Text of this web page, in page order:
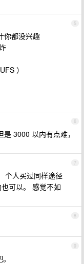
5
你都没兴趣
）
6
3000 以内有点难，
7
个人买过同样途径
可以。 感觉不如
8
9